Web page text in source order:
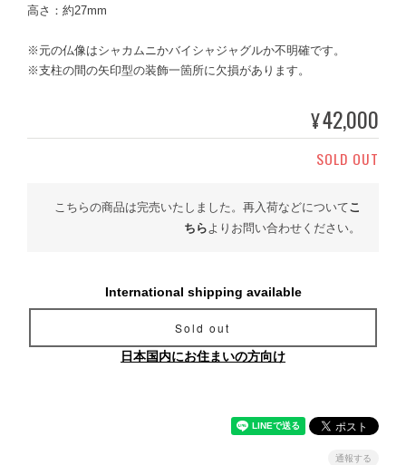
高さ：約27mm
※元の仏像はシャカムニかバイシャジャグルか不明確です。
※支柱の間の矢印型の装飾一箇所に欠損があります。
¥42,000
SOLD OUT
こちらの商品は完売いたしました。再入荷などについてこ
ちらよりお問い合わせください。
International shipping available
Sold out
日本国内にお住まいの方向け
通報する